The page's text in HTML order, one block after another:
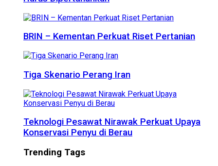
BRIN – Kementan Perkuat Riset Pertanian
Tiga Skenario Perang Iran
Teknologi Pesawat Nirawak Perkuat Upaya
Konservasi Penyu di Berau
Trending Tags